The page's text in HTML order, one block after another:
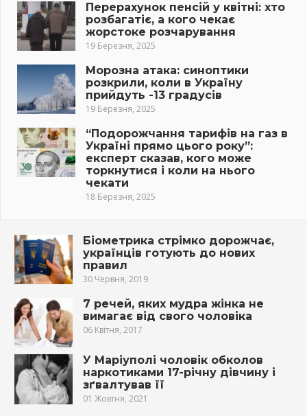
Перерахунок пенсій у квітні: хто
розбагатіє, а кого чекає
жорстоке розчарування
19 Березня, 2025
Морозна атака: синоптики
розкрили, коли в Україну
прийдуть -13 градусів
19 Березня, 2025
“Подорожчання тарифів на газ в
Україні прямо цього року”:
експерт сказав, кого може
торкнутися і коли на нього
чекати
18 Березня, 2025
Біометрика стрімко дорожчає,
українців готують до нових
правил
30 Червня, 2019
7 речей, яких мудра жінка не
вимагає від свого чоловіка
06 Квітня, 2017
У Маріуполі чоловік обколов
наркотиками 17-річну дівчину і
зґвалтував її
01 Жовтня, 2021